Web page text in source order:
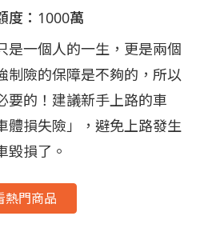
度：1000萬
是一個人的一生，更是兩個
制險的保障是不夠的，所以
要的！建議新手上路的車
體損失險」，避免上路發生
毀損了。
熱門商品